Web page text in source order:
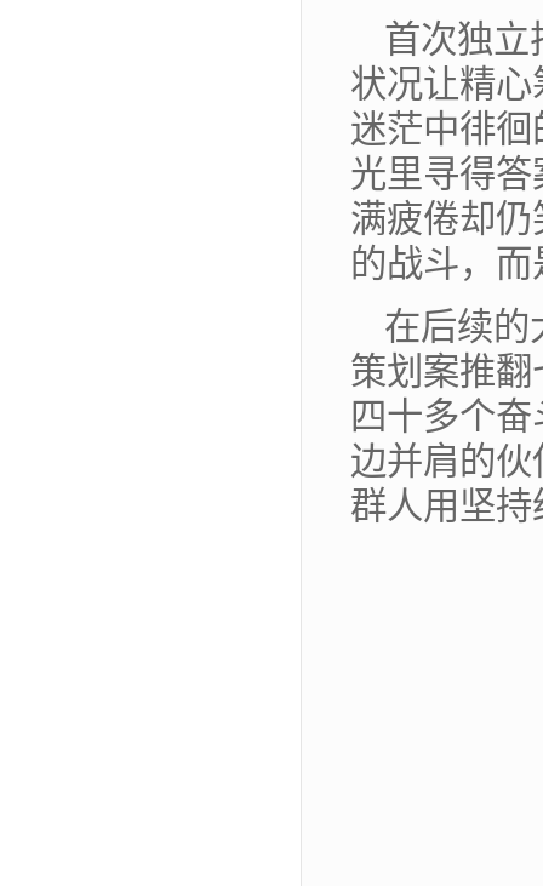
首次独
状况让精
迷茫中徘
光里寻得
满疲倦却
的战斗，
在后续的
策划案推
四十多个
边并肩的
群人用坚